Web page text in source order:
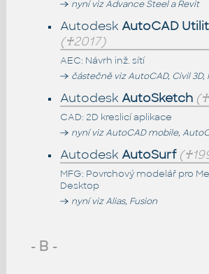
nyní viz Advance Steel a Revit
Autodesk AutoCAD
(♰2017)
AEC: Návrh inž. sítí
částečně viz AutoCAD, Civil 3D,
Autodesk AutoSketch
CAD: 2D kreslicí aplikace
nyní viz AutoCAD mobile,
Autodesk AutoSurf
MFG: Povrchový modelář pro
Desktop
nyní viz Alias, Fusion
- B -